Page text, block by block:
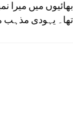
بھائیوں میں میرا
تھا۔ یہودی مذہب